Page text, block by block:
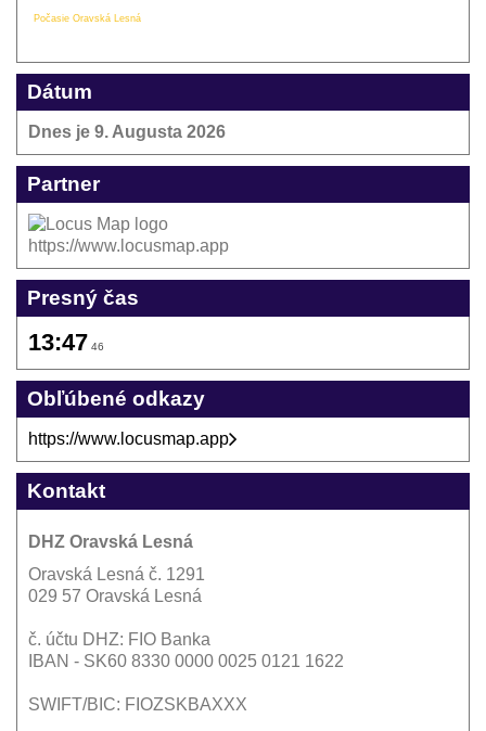
Počasie Oravská Lesná
Dátum
Dnes je 9. Augusta 2026
Partner
https://www.locusmap.app
Presný čas
13:47 46
Obľúbené odkazy
https://www.locusmap.app
Kontakt
DHZ Oravská Lesná
Oravská Lesná č. 1291
029 57 Oravská Lesná
č. účtu DHZ: FIO Banka
IBAN - SK60 8330 0000 0025 0121 1622
SWIFT/BIC: FIOZSKBAXXX